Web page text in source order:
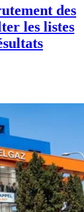
des
les listes